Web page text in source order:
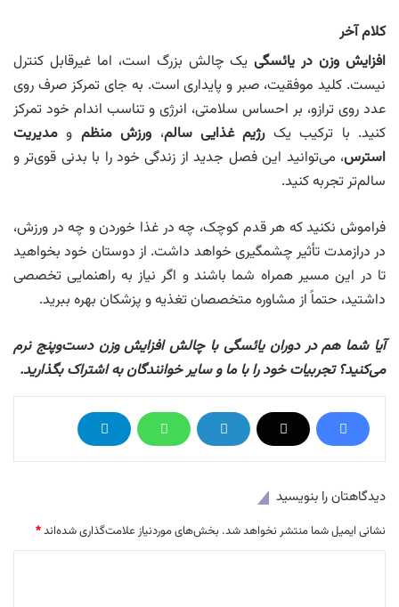
کلام آخر
افزایش وزن در یائسگییک چالش بزرگ است، اما غیرقابل کنترل
نیست. کلید موفقیت، صبر و پایداری است. به جای تمرکز صرف روی
عدد روی ترازو، بر احساس سلامتی، انرژی و تناسب اندام خود تمرکز
کنید. با ترکیب یکرژیم غذایی سالم، ورزش منظم و مدیریت
استرس، می‌توانید این فصل جدید از زندگی خود را با بدنی قوی‌تر و
سالم‌تر تجربه کنید.
فراموش نکنید که هر قدم کوچک، چه در غذا خوردن و چه در ورزش،
در درازمدت تأثیر چشمگیری خواهد داشت. از دوستان خود بخواهید
تا در این مسیر همراه شما باشند و اگر نیاز به راهنمایی تخصصی
داشتید، حتماً از مشاوره متخصصان تغذیه و پزشکان بهره ببرید.
آیا شما هم در دوران یائسگی با چالش افزایش وزن دست‌وپنج نرم
می‌کنید؟ تجربیات خود را با ما و سایر خوانندگان به اشتراک بگذارید.
دیدگاهتان را بنویسید
نشانی ایمیل شما منتشر نخواهد شد. بخش‌های موردنیاز علامت‌گذاری شده‌اند*